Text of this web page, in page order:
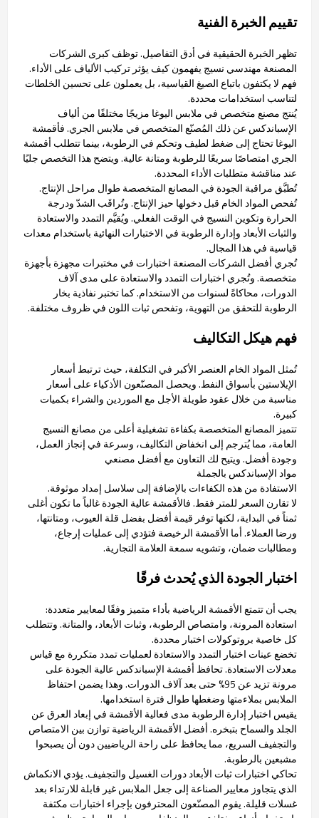
تقييم الخبرة الفنية
تظهر الخبرة الحقيقية في أدق التفاصيل. توظف كبرى الشركات
المصنعة مهندسي نسيج يفهمون كيف يؤثر تركيب الألياف على الأداء.
فهم لا يكتفون باتباع الصيغ القياسية، بل يعملون على تحسين الخلطات
لتناسب استخدامات محددة.
يُنتج مصنع متخصص في ملابس اليوغا مزيجًا مختلفًا من ألياف
الإسباندكس عن ذلك المُصنّع المتخصص في ملابس الجري. فأقمشة
اليوغا تحتاج إلى ضغط لطيف وتحكم في الرطوبة، بينما تتطلب أقمشة
الجري امتصاصًا سريعًا للرطوبة ومتانة عالية. ويتضح هذا التخصص جليًا
عند مناقشة متطلبات الأداء المحددة.
تُطبَّق مراقبة الجودة في المصانع المتخصصة طوال مراحل الإنتاج.
تُفحص المواد الخام قبل دخولها حيز الإنتاج. وتُراقَب الشدّ ودرجة
الحرارة وتكوين النسيج في الوقت الفعلي. ويُقيَّم التمدد والاستعادة
والثبات الأبعاد وإدارة الرطوبة في الاختبارات النهائية باستخدام معدات
قياسية في هذا المجال.
تُجري أفضل الشركات المصنعة اختبارات في مختبرات مجهزة بأجهزة
متخصصة. وتُجري اختبارات التمدد والاستعادة على مدى آلاف
الدورات، محاكاةً لسنوات من الاستخدام. كما تختبر نفاذية بخار
الرطوبة للتحقق من التهوية، وتفحص ثبات اللون في ظروف مختلفة.
فهم هيكل التكاليف
تُمثل المواد الخام العنصر الأكبر في التكلفة، حيث ترتبط أسعار
الإيلاستين بأسواق النفط. ويحصل المصنّعون الأذكياء على أسعار
مناسبة من خلال عقود طويلة الأجل مع الموردين والشراء بكميات
كبيرة.
تتميز المصانع المتخصصة بكفاءة تشغيلية أعلى من مصانع النسيج
العامة، مما يُترجم إلى انخفاض التكاليف، وسرعة في إنجاز العمل،
وجودة أفضل. ويتيح لك التعاون مع أفضل مصنعي
مواد الإسباندكس بالجملة
الاستفادة من هذه الكفاءات بالإضافة إلى سلاسل إمداد موثوقة.
لا تقارن السعر للمتر فقط. فالأقمشة عالية الجودة غالباً ما تكون أغلى
ثمناً في البداية، لكنها توفر قيمة أفضل بفضل قلة العيوب، ومتانتها،
ورضا العملاء. أما الأقمشة الرخيصة فتؤدي إلى عمليات إرجاع،
ومطالبات ضمان، وتشويه سمعة العلامة التجارية.
اختبار الجودة الذي يُحدث فرقًا
يجب أن تتمتع الأقمشة الرياضية بأداء متميز وفقًا لمعايير متعددة:
استعادة المرونة، وامتصاص الرطوبة، وثبات الأبعاد، والمتانة. وتتطلب
كل خاصية بروتوكولات اختبار محددة.
تخضع عينات اختبار التمدد والاستعادة لعمليات تمدد متكررة مع قياس
معدلات الاستعادة. تحافظ أقمشة الإسباندكس عالية الجودة على
مرونة تزيد عن 95% حتى بعد آلاف الدورات. وهذا يضمن احتفاظ
الملابس بملاءمتها وضغطها طوال فترة استخدامها.
يقيس اختبار إدارة الرطوبة مدى فعالية الأقمشة في إبعاد العرق عن
الجلد والسماح بتبخره. أفضل الأقمشة الرياضية توازن بين الامتصاص
والتجفيف السريع، مما يحافظ على راحة الرياضيين دون أن يصبحوا
مشبعين بالرطوبة.
تحاكي اختبارات ثبات الأبعاد دورات الغسيل والتجفيف. يؤدي الانكماش
الذي يتجاوز معايير الصناعة إلى جعل الملابس غير قابلة للارتداء بعد
غسلات قليلة. يقوم المصنّعون المحترفون بإجراء اختبارات مكثفة